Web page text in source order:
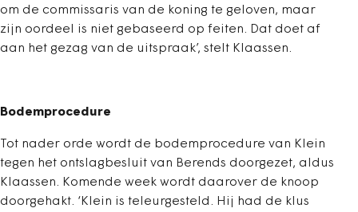
om de commissaris van de koning te geloven, maar
zijn oordeel is niet gebaseerd op feiten. Dat doet af
aan het gezag van de uitspraak’, stelt Klaassen.
Bodemprocedure
Tot nader orde wordt de bodemprocedure van Klein
tegen het ontslagbesluit van Berends doorgezet, aldus
Klaassen. Komende week wordt daarover de knoop
doorgehakt. ‘Klein is teleurgesteld. Hij had de klus